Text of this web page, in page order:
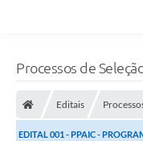
Processos de
Editais
EDITAL 001 - PPAIC -